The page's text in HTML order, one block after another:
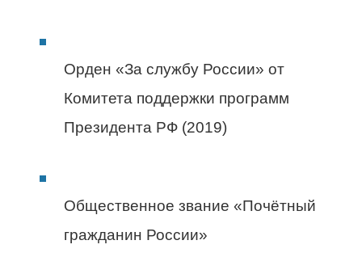
Орден «За службу России» от
Комитета поддержки программ
Президента РФ (2019)
Общественное звание «Почётный
гражданин России»